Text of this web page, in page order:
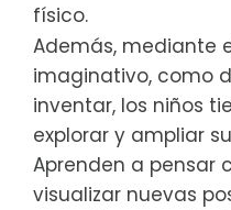
físico.
Además, mediante
imaginativo, como
inventar, los niños
explorar y ampliar
Aprenden a pensar
visualizar nuevas